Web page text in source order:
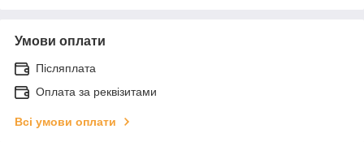
Умови оплати
Післяплата
Оплата за реквізитами
Всі умови оплати